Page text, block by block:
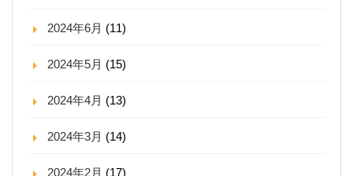
2024年6月 (11)
2024年5月 (15)
2024年4月 (13)
2024年3月 (14)
2024年2月 (17)